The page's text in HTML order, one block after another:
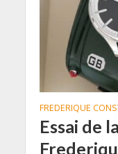
FREDERIQUE
Essai de